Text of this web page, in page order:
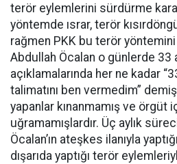
terör eylemlerini sürdürme
yöntemde ısrar, terör
rağmen PKK bu terör
Abdullah Öcalan o günlerde
açıklamalarında her ne kadar
talimatını ben vermedim”
yapanlar kınanmamış ve örgüt
uğramamışlardır. Üç aylık
Öcalan’ın ateşkes ilanıyla
dışarıda yaptığı terör